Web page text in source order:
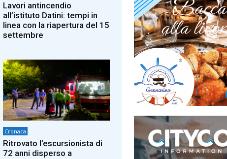
Lavori antincendio
all’istituto Datini: tempi in
linea con la riapertura del 15
settembre
Cronaca
Ritrovato l’escursionista di
72 anni disperso a